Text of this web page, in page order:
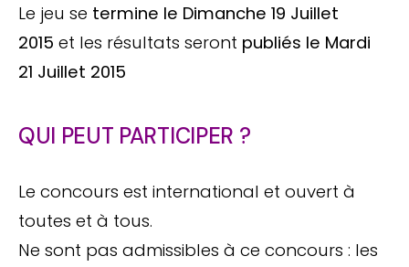
Le jeu se termine le Dimanche 19 Juillet
2015 et les résultats seront publiés le Mardi
21 Juillet 2015
QUI PEUT PARTICIPER ?
Le concours est international et ouvert à
toutes et à tous.
Ne sont pas admissibles à ce concours : les